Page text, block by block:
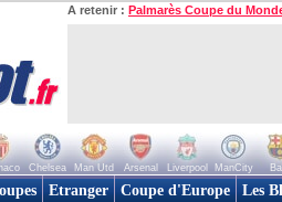
A retenir : Palmarès Coupe du
Chelsea Man Utd Arsenal Liverpool ManCity
Etranger Coupe d'Europe Les